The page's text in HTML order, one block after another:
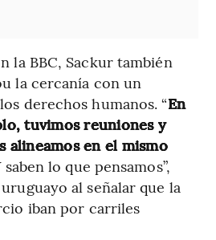
la BBC, Sackur también
la cercanía con un
derechos humanos. “En
tuvimos reuniones y
alineamos en el mismo
saben lo que pensamos”,
al señalar que la
iban por carriles